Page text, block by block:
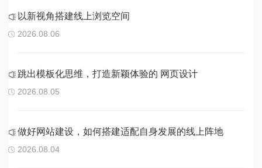
以新视角搭建线上浏览空间
2026.08.06
跳出模板化思维，打造新颖体验的 网页设计
2026.08.05
做好网站建设，如何搭建适配自身发展的线上阵地
2026.08.04